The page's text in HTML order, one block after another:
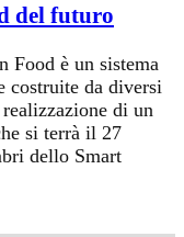
del futuro
Food è un sistema
costruite da diversi
di un
si terrà il 27
dello Smart